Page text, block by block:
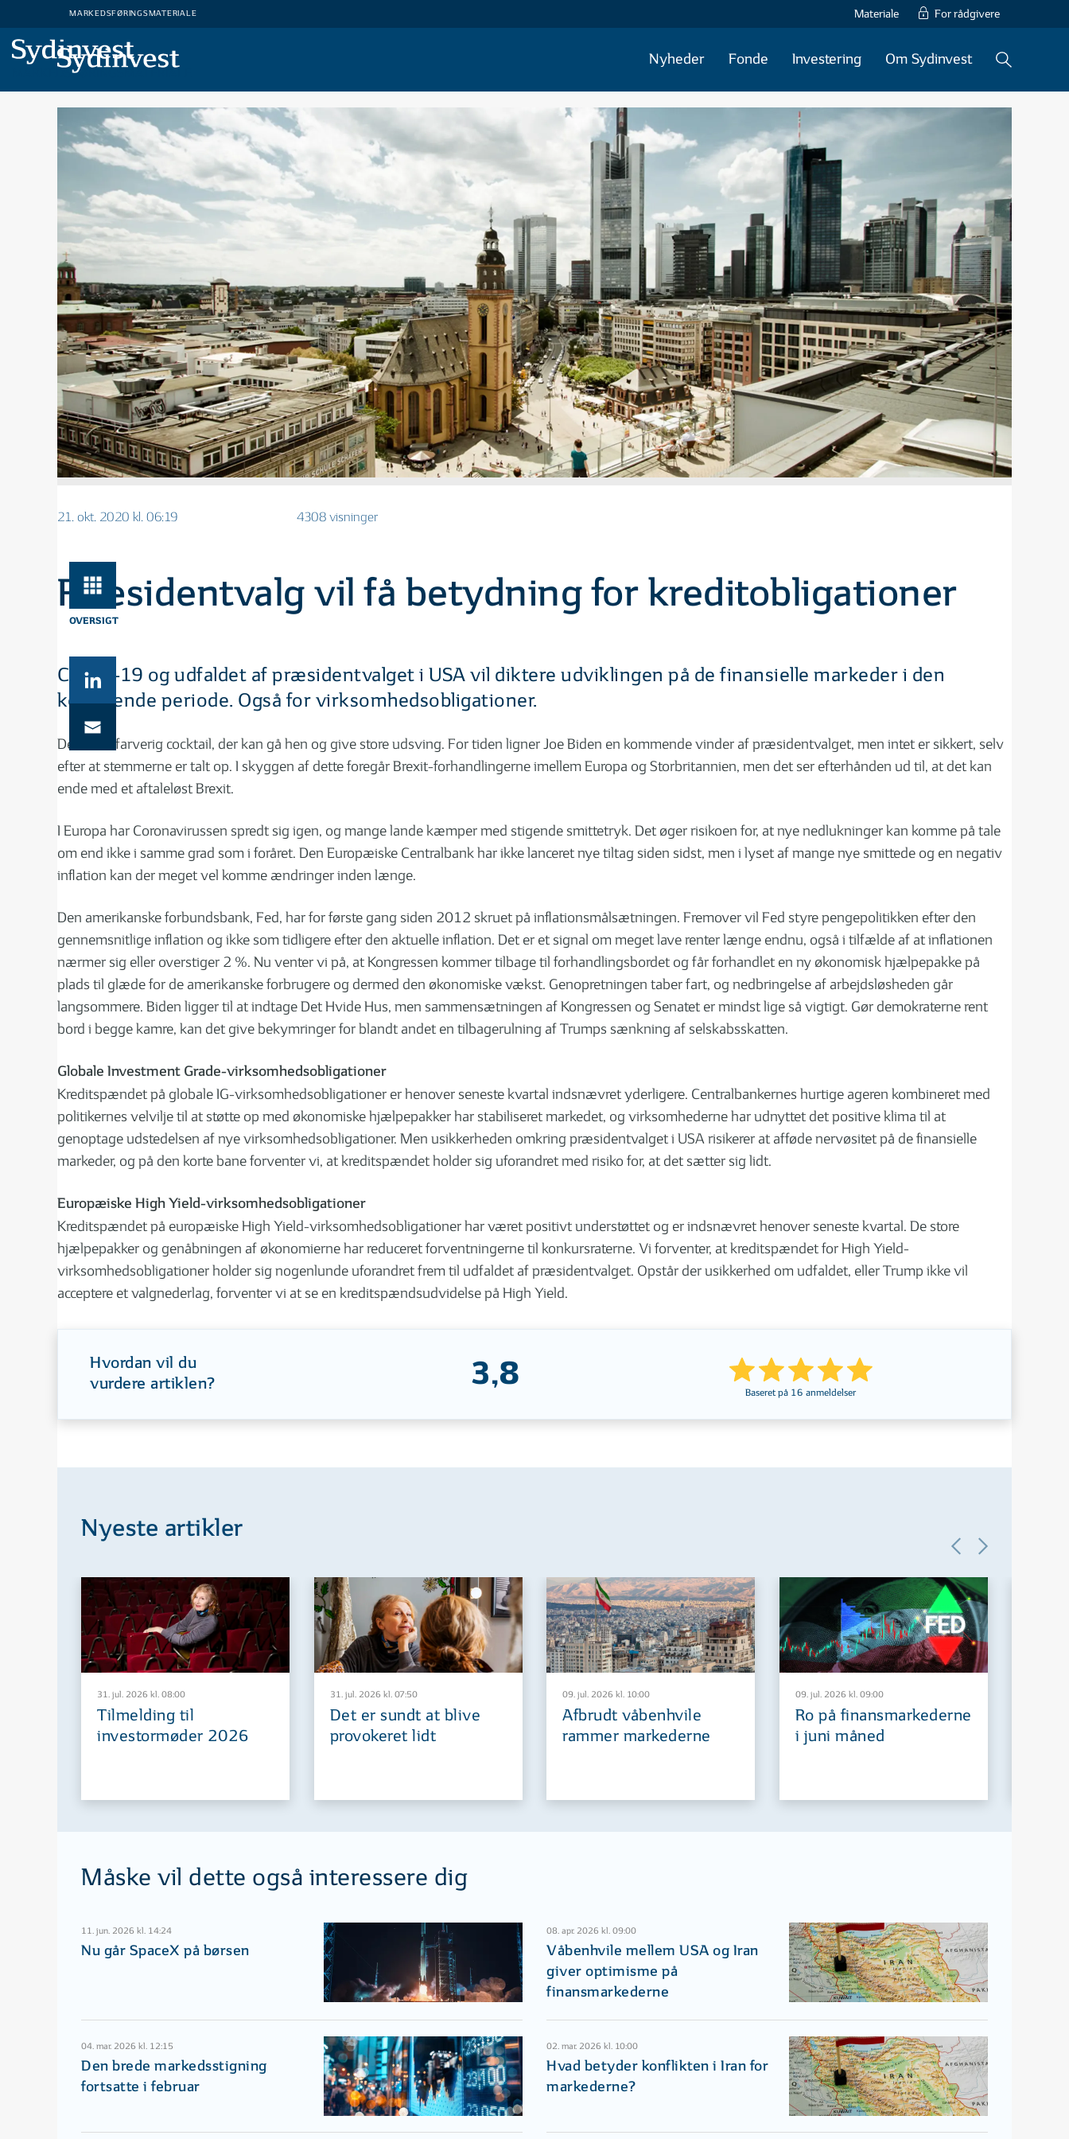
MARKEDSFØRINGSMATERIALE Materiale For rådgivere
MARKEDSFØRINGSMATERIALE
Nyheder Fonde Investering Om Sydinvest
OVERSIGT
21. okt. 2020 kl. 06:19 4308 visninger
Præsidentvalg vil få betydning for kreditobligationer
COVID-19 og udfaldet af præsidentvalget i USA vil diktere udviklingen på de finansielle markeder i den
kommende periode. Også for virksomhedsobligationer.
Det er en farverig cocktail, der kan gå hen og give store udsving. For tiden ligner Joe Biden en kommende vinder af præsidentvalget, men intet er sikkert, selv
efter at stemmerne er talt op. I skyggen af dette foregår Brexit-forhandlingerne imellem Europa og Storbritannien, men det ser efterhånden ud til, at det kan
ende med et aftaleløst Brexit.
I Europa har Coronavirussen spredt sig igen, og mange lande kæmper med stigende smittetryk. Det øger risikoen for, at nye nedlukninger kan komme på tale
om end ikke i samme grad som i foråret. Den Europæiske Centralbank har ikke lanceret nye tiltag siden sidst, men i lyset af mange nye smittede og en negativ
inflation kan der meget vel komme ændringer inden længe.
Den amerikanske forbundsbank, Fed, har for første gang siden 2012 skruet på inflationsmålsætningen. Fremover vil Fed styre pengepolitikken efter den
gennemsnitlige inflation og ikke som tidligere efter den aktuelle inflation. Det er et signal om meget lave renter længe endnu, også i tilfælde af at inflationen
nærmer sig eller overstiger 2 %. Nu venter vi på, at Kongressen kommer tilbage til forhandlingsbordet og får forhandlet en ny økonomisk hjælpepakke på
plads til glæde for de amerikanske forbrugere og dermed den økonomiske vækst. Genopretningen taber fart, og nedbringelse af arbejdsløsheden går
langsommere. Biden ligger til at indtage Det Hvide Hus, men sammensætningen af Kongressen og Senatet er mindst lige så vigtigt. Gør demokraterne rent
bord i begge kamre, kan det give bekymringer for blandt andet en tilbagerulning af Trumps sænkning af selskabsskatten.
Globale Investment Grade-virksomhedsobligationer
Kreditspændet på globale IG-virksomhedsobligationer er henover seneste kvartal indsnævret yderligere. Centralbankernes hurtige ageren kombineret med
politikernes velvilje til at støtte op med økonomiske hjælpepakker har stabiliseret markedet, og virksomhederne har udnyttet det positive klima til at
genoptage udstedelsen af nye virksomhedsobligationer. Men usikkerheden omkring præsidentvalget i USA risikerer at afføde nervøsitet på de finansielle
markeder, og på den korte bane forventer vi, at kreditspændet holder sig uforandret med risiko for, at det sætter sig lidt.
Europæiske High Yield-virksomhedsobligationer
Kreditspændet på europæiske High Yield-virksomhedsobligationer har været positivt understøttet og er indsnævret henover seneste kvartal. De store
hjælpepakker og genåbningen af økonomierne har reduceret forventningerne til konkursraterne. Vi forventer, at kreditspændet for High Yield-
virksomhedsobligationer holder sig nogenlunde uforandret frem til udfaldet af præsidentvalget. Opstår der usikkerhed om udfaldet, eller Trump ikke vil
acceptere et valgnederlag, forventer vi at se en kreditspændsudvidelse på High Yield.
Hvordan vil du
vurdere artiklen?
3,8 Baseret på 16 anmeldelser
Nyeste artikler
31. jul. 2026 kl. 08:00
Tilmelding til
investormøder 2026
31. jul. 2026 kl. 07:50
Det er sundt at blive
provokeret lidt
09. jul. 2026 kl. 10:00
Afbrudt våbenhvile
rammer markederne
09. jul. 2026 kl. 09:00
Ro på finansmarkederne
i juni måned
Måske vil dette også interessere dig
11. jun. 2026 kl. 14:24
Nu går SpaceX på børsen
08. apr. 2026 kl. 09:00
Våbenhvile mellem USA og Iran
giver optimisme på
finansmarkederne
04. mar. 2026 kl. 12:15
Den brede markedsstigning
fortsatte i februar
02. mar. 2026 kl. 10:00
Hvad betyder konflikten i Iran for
markederne?